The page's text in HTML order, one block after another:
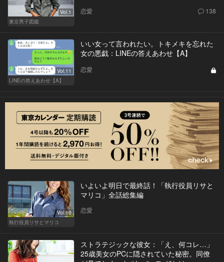
Vol.1
東京男子図鑑
恋愛 138
Vol.11
LINEの答えあわせ【A】
いい女って言われたい。トキメキを忘れた
女の悪戯：LINEの答えあわせ【A】
恋愛
Vol.10
執行役員リサとマリコ
いよいよ明日で最終話！「執行役員リサと
マリコ」全話総集編
恋愛
ストラテジックな彼女：「え、何コレ…」
25歳美女のPCに隠されていた秘密。同僚